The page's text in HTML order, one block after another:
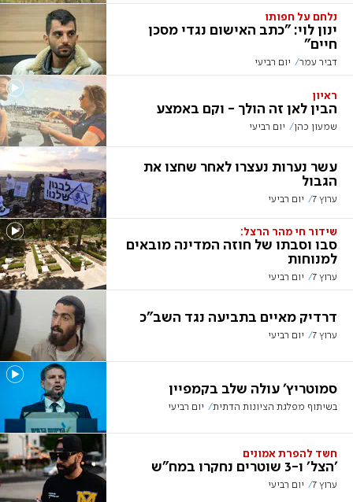
נלחם על חפותו
ינון לוי: "כתב האישום נגדי מסכן
חיים"
דביר עמר יום רביעי
ראיון
הבין לאן זה הולך - וקם באמצע
שמעון כהן יום רביעי
עשר נערות נעצרו לאחר שחצו את
הגבול
ערוץ 7 יום רביעי
שידור חי מהר הרצל:
סבו וסבתו של חוזה המדינה מובאים
למנוחות
ערוץ 7 יום רביעי
דרדיק מאיים בתביעה נגד השב"כ
ערוץ 7 יום רביעי
סמוטריץ' עולה שלב בקמפיין
בשיתוף מפלגת הציונות הדתית יום רביעי
חשד להפרת אמונים
'הצל' ו-3 שוטרים נחקרו במח"ש
ערוץ 7 יום רביעי